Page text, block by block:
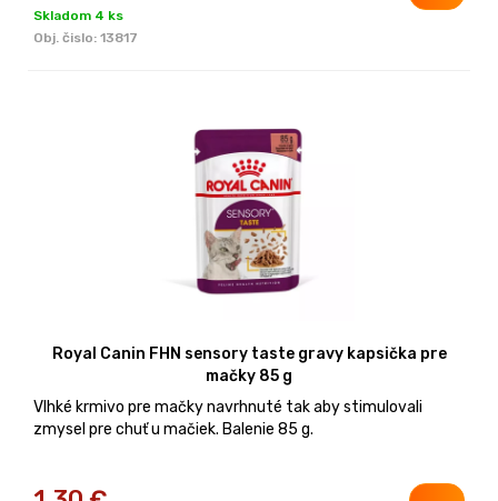
Skladom 4 ks
Obj. čislo: 13817
Royal Canin FHN sensory taste gravy kapsička pre
mačky 85 g
Vlhké krmivo pre mačky navrhnuté tak aby stimulovali
zmysel pre chuť u mačiek. Balenie 85 g.